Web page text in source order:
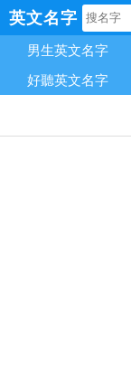
英文名字
男生英文名字
好聽英文名字